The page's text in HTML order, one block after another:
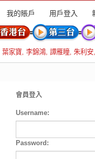
我的賬戶 用戶登入
葉家寶, 李錦鴻, 譚雁瞳, 朱利安,
會員登入
Username:
Password: